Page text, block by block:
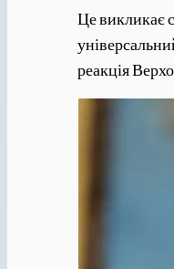
Це викликає
реакція